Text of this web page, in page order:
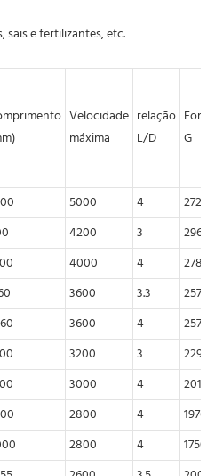
e fertilizantes, etc.
Velocidade
máxima
relação
L/D
Força
G
5000 4 2722
4200 3 2964
4000 4 2784
3600 3.3 2576
3600 4 2576
3200 3 2294
3000 4 2016
2800 4 1976
2800 4 1750